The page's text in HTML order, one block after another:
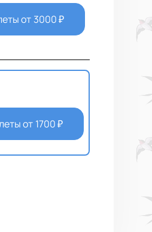
от 3000₽
от 1700₽